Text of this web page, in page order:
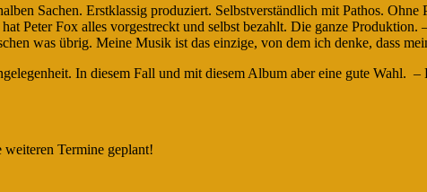
Sachen. Erstklassig produziert. Selbstverständlich mit Pathos.
Peter Fox alles vorgestreckt und selbst bezahlt. Die ganze
was übrig. Meine Musik ist das einzige, von dem ich denke, dass
In diesem Fall und mit diesem Album aber eine gute Wahl. –
weiteren Termine geplant!